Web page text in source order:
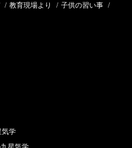
/ 教育現場より / 子供の習い事 /
気学